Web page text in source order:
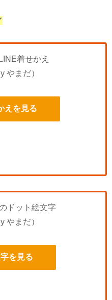
着せかえ
やまだ）
えを見る
ドット絵文字
やまだ）
を見る